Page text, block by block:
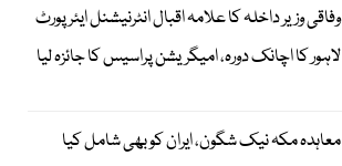
وفاقی وزیر داخلہ کا علامہ اقبال انٹرنیشنل ایئرپورٹ
لاہور کا اچانک دورہ، امیگریشن پراسیس کا جائزہ لیا
معاہدہ مکہ نیک شگون، ایران کو بھی شامل کیا